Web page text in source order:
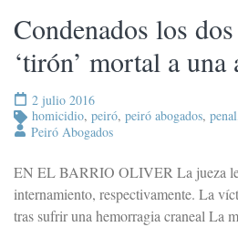
Condenados los
‘tirón’ mortal a una
2 julio 2016
homicidio, peiró, peiró abogados, penal
Peiró Abogados
EN EL BARRIO OLIVER La jueza
internamiento, respectivamente. La
tras sufrir una hemorragia craneal La